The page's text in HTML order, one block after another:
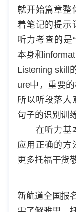
就开始篇章整
着笔记的提示
听力考查的是
本身和
Listening skill
ure中，重要
所以听段落大
句子的识别训
在听力基本
应用正确的方
更多托福干货
新航道全国报